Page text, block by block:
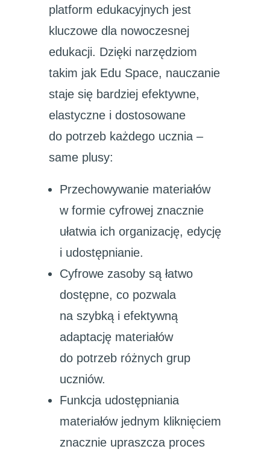
platform edukacyjnych jest
kluczowe dla nowoczesnej
edukacji. Dzięki narzędziom
takim jak Edu Space, nauczanie
staje się bardziej efektywne,
elastyczne i dostosowane
do potrzeb każdego ucznia –
same plusy:
Przechowywanie materiałów
w formie cyfrowej znacznie
ułatwia ich organizację, edycję
i udostępnianie.
Cyfrowe zasoby są łatwo
dostępne, co pozwala
na szybką i efektywną
adaptację materiałów
do potrzeb różnych grup
uczniów.
Funkcja udostępniania
materiałów jednym kliknięciem
znacznie upraszcza proces